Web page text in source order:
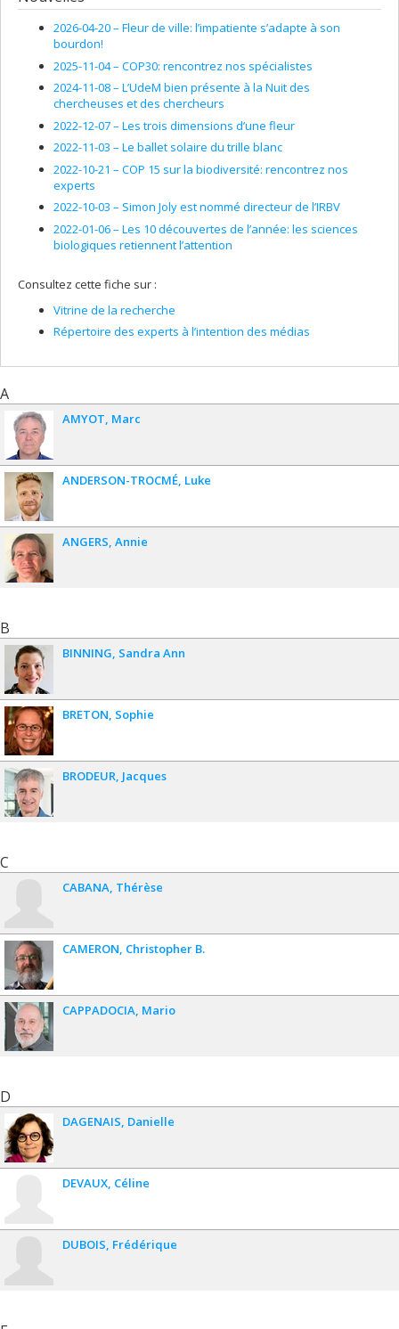
2026-04-20 – Fleur de ville: l’impatiente s’adapte à son
bourdon!
2025-11-04 – COP30: rencontrez nos spécialistes
2024-11-08 – L’UdeM bien présente à la Nuit des
chercheuses et des chercheurs
2022-12-07 – Les trois dimensions d’une fleur
2022-11-03 – Le ballet solaire du trille blanc
2022-10-21 – COP 15 sur la biodiversité: rencontrez nos
experts
2022-10-03 – Simon Joly est nommé directeur de l’IRBV
2022-01-06 – Les 10 découvertes de l’année: les sciences
biologiques retiennent l’attention
Consultez cette fiche sur :
Vitrine de la recherche
Répertoire des experts à l’intention des médias
A
AMYOT Marc
ANDERSON-TROCMÉ Luke
ANGERS Annie
B
BINNING Sandra Ann
BRETON Sophie
BRODEUR Jacques
C
CABANA Thérèse
CAMERON Christopher B.
CAPPADOCIA Mario
D
DAGENAIS Danielle
DEVAUX Céline
DUBOIS Frédérique